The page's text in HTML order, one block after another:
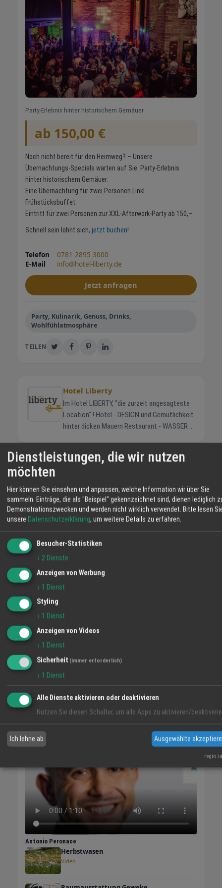
Party-Erlebnis hinter historischem Gemäuer
ab 150,00 €
Noch nicht bereit für den Heimweg? – Unsere
Übernachtungs-Specials warten auf Sie. Party-Erlebnis
hinter historischem Gemäuer.
Eine Übernachtung für zwei Personen | inkl.
Frühstücksbuffet
Eintritt für zwei Personen zur XXL-Afterwork-Party ab 150,–
Schnell sein lohnt sich, jetzt buchen!
Telefon
0781 2895 3000
E-Mail
info@hotel-liberty.de
Jetzt anfragen
Party, Kulinarik, Genuss, Drinks,
Wohlfühlatmosphäre
TEILEN
Hotel Liberty
Im Hotel LIBERTY, "die zurzeit angesagteste
Location" ! Hotel - DESIGN und Gemütlichkeit
hinter dicken Mauern Restaurant - WASSER &
FEIERN & TAGEN EVENTS - Besonderer
Anlass, besonderes Ambiente
WETTER LAHR
30 °C
Klarer Himmel
06:11 15 % W 3 km/h 20:57
SA
35° / 19° 37° / 23°
Antonio Peronace
Herbstwasen
Video
Dienstleistungen, die wir nutzen
möchten
Hier können Sie einsehen und anpassen, welche Information wir über Sie
sammeln. Einträge, die als "Beispiel" gekennzeichnet sind, dienen lediglich
Demonstrationszwecken und werden nicht wirklich verwendet. Bitte lesen
unsere Datenschutzerklärung, um weitere Details zu erfahren.
Besucher-Statistiken
↓ 2 Dienste
Anzeigen von Werbung
↓ 1 Dienst
Styling
↓ 1 Dienst
Anzeigen von Videos
↓ 1 Dienst
Sicherheit (immer erforderlich)
↓ 1 Dienst
Alle Dienste aktivieren oder deaktivieren
Nutzen Sie diesen Schalter, um alle Apps zu aktivieren/
Ich lehne ab Ausgewählte